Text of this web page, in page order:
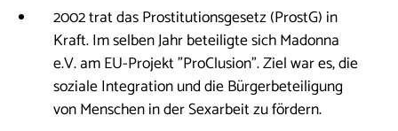
2002 trat das Prostitutionsgesetz (ProstG) in
Kraft. Im selben Jahr beteiligte sich Madonna
e.V. am EU-Projekt "ProClusion". Ziel war es, die
soziale Integration und die Bürgerbeteiligung
von Menschen in der Sexarbeit zu fördern.